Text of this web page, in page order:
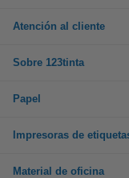
Atención al cliente
Sobre 123tinta
Papel
Impresoras de
Material de oficina